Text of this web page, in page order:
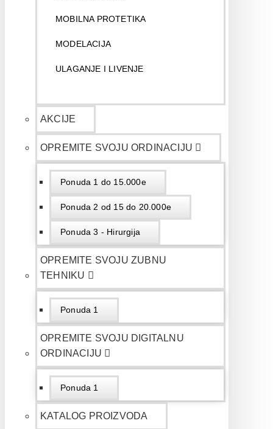
MOBILNA PROTETIKA
MODELACIJA
ULAGANJE I LIVENJE
AKCIJE
OPREMITE SVOJU ORDINACIJU
Ponuda 1 do 15.000e
Ponuda 2 od 15 do 20.000e
Ponuda 3 - Hirurgija
OPREMITE SVOJU ZUBNU
TEHNIKU
Ponuda 1
OPREMITE SVOJU DIGITALNU
ORDINACIJU
Ponuda 1
KATALOG PROIZVODA